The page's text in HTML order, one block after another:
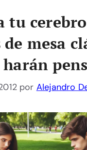
tu
mesa
por Alejandro